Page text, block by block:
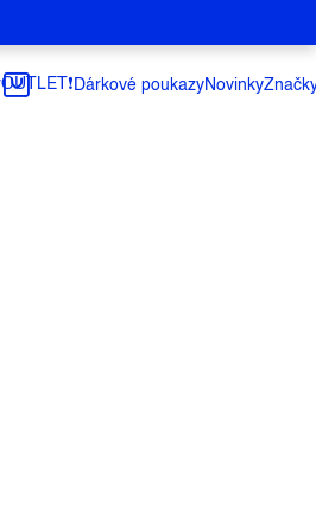
OUTLET❗️ Dárkové poukazyNovinky